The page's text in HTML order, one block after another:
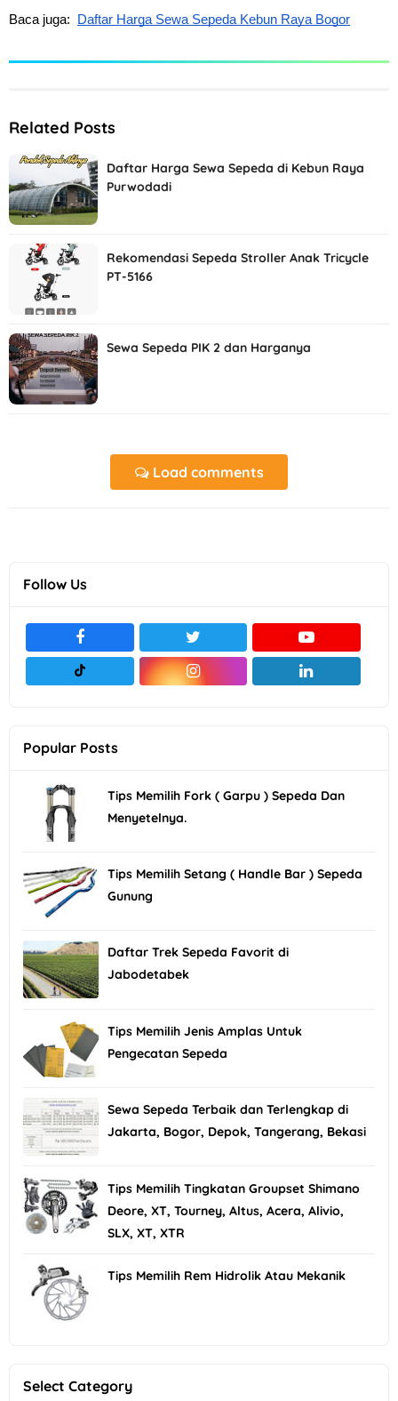
Baca juga: Daftar Harga Sewa Sepeda Kebun Raya Bogor
Related Posts
Daftar Harga Sewa Sepeda di Kebun Raya
Purwodadi
Rekomendasi Sepeda Stroller Anak Tricycle
PT-5166
Sewa Sepeda PIK 2 dan Harganya
Load comments
Follow Us
Popular Posts
Tips Memilih Fork ( Garpu ) Sepeda Dan
Menyetelnya.
Tips Memilih Setang ( Handle Bar ) Sepeda
Gunung
Daftar Trek Sepeda Favorit di
Jabodetabek
Tips Memilih Jenis Amplas Untuk
Pengecatan Sepeda
Sewa Sepeda Terbaik dan Terlengkap di
Jakarta, Bogor, Depok, Tangerang, Bekasi
Tips Memilih Tingkatan Groupset Shimano
Deore, XT, Tourney, Altus, Acera, Alivio,
SLX, XT, XTR
Tips Memilih Rem Hidrolik Atau Mekanik
Select Category